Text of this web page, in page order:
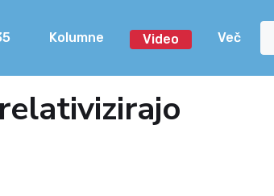
Kolumne Video Več